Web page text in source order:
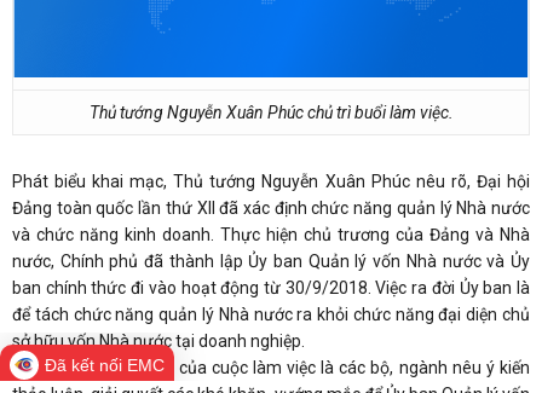
Thủ tướng Nguyễn Xuân Phúc chủ trì buổi làm việc.
Phát biểu khai mạc, Thủ tướng Nguyễn Xuân Phúc nêu rõ, Đại hội
Đảng toàn quốc lần thứ XII đã xác định chức năng quản lý Nhà nước
và chức năng kinh doanh. Thực hiện chủ trương của Đảng và Nhà
nước, Chính phủ đã thành lập Ủy ban Quản lý vốn Nhà nước và Ủy
ban chính thức đi vào hoạt động từ 30/9/2018. Việc ra đời Ủy ban là
để tách chức năng quản lý Nhà nước ra khỏi chức năng đại diện chủ
sở hữu vốn Nhà nước tại doanh nghiệp.
Nhiệm vụ quan trọng của cuộc làm việc là các bộ, ngành nêu ý kiến
Đã kết nối EMC